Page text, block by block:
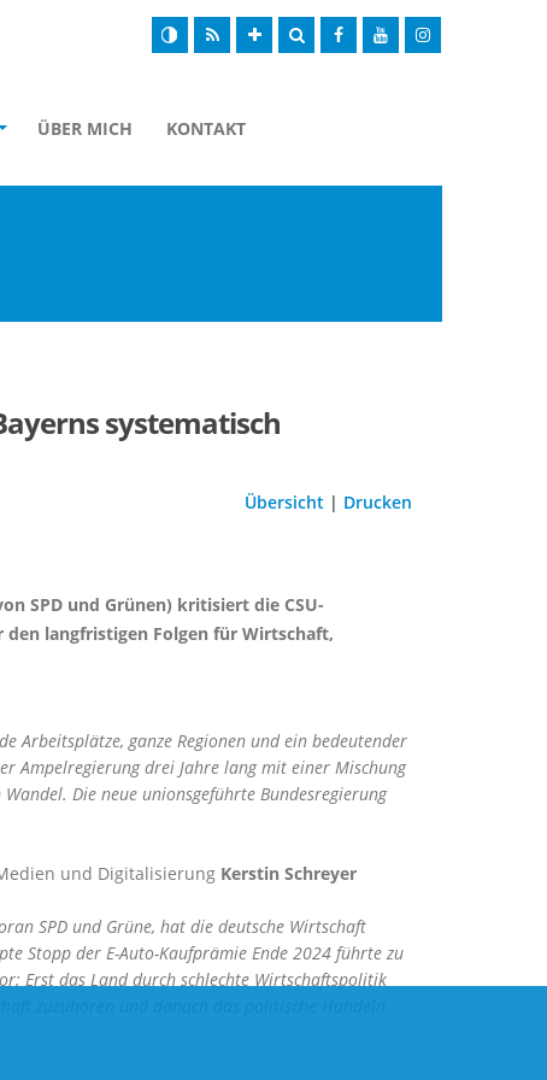
ÜBER MICH KONTAKT
systematisch
Übersicht | Drucken
SPD und Grünen) kritisiert die CSU-
langfristigen Folgen für Wirtschaft,
Arbeitsplätze, ganze Regionen und ein bedeutender
Ampelregierung drei Jahre lang mit einer Mischung
Die neue unionsgeführte Bundesregierung
und Digitalisierung Kerstin Schreyer
SPD und Grüne, hat die deutsche Wirtschaft
Stopp der E-Auto-Kaufprämie Ende 2024 führte zu
Erst das Land durch schlechte Wirtschaftspolitik